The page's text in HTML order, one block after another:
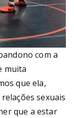
com a
muita
que ela,
sexuais
que a estar